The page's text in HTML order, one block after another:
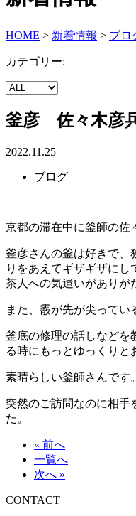
HOME > 新着情報 > ブロ
カテゴリー:
釜彦 佐々木彦
2022.11.25
ブログ
京都の滞在中に釜師の佐
釜彦さんの釜は好きで、
りをあえてギザギザにし
茶人への気遣いがありが
また、霰が先が尖ってい
釜底の修理の話しなどを
る時にもっとゆっくりと
素晴らしい釜師さんです。
突然のご訪問なのに相手
た。
« 前へ
一覧へ
次へ »
CONTACT